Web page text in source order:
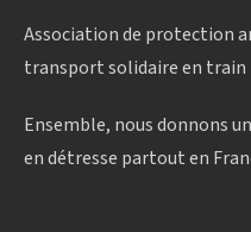
Association de protection
transport solidaire en train
Ensemble, nous donnons
en détresse partout en